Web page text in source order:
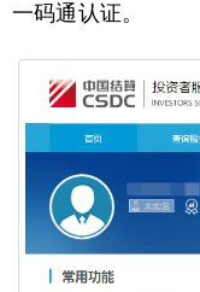
一码通认证。